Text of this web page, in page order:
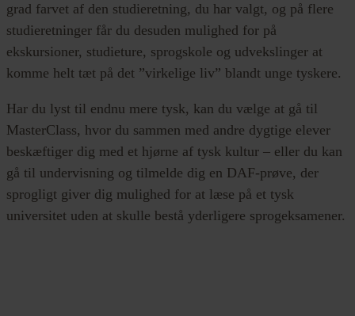
grad farvet af den studieretning, du har valgt, og på flere
studieretninger får du desuden mulighed for på
ekskursioner, studieture, sprogskole og udvekslinger at
komme helt tæt på det ”virkelige liv” blandt unge tyskere.
Har du lyst til endnu mere tysk, kan du vælge at gå til
MasterClass, hvor du sammen med andre dygtige elever
beskæftiger dig med et hjørne af tysk kultur – eller du kan
gå til undervisning og tilmelde dig en DAF-prøve, der
sprogligt giver dig mulighed for at læse på et tysk
universitet uden at skulle bestå yderligere sprogeksamener.